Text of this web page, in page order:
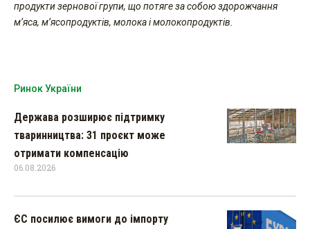
продукти зернової групи, що потяге за собою здорожчання
м’яса, м’ясопродуктів, молока і молокопродуктів.
Ринок України
Держава розширює підтримку
тваринництва: 31 проєкт може
отримати компенсацію
06.08.2026
ЄС посилює вимоги до імпорту